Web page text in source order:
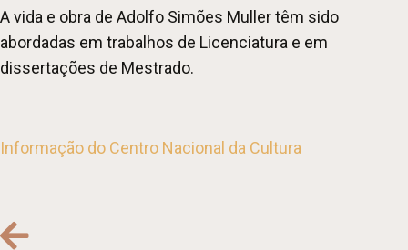
A vida e obra de Adolfo Simões Muller têm sido
abordadas em trabalhos de Licenciatura e em
dissertações de Mestrado.
Informação do Centro Nacional da Cultura